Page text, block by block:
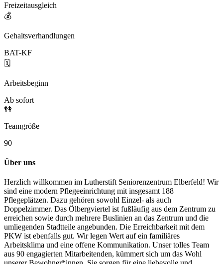
Freizeitausgleich
💰
Gehaltsverhandlungen
BAT-KF
🗓️
Arbeitsbeginn
Ab sofort
👫
Teamgröße
90
Über uns
Herzlich willkommen im Lutherstift Seniorenzentrum Elberfeld! Wir
sind eine modern Pflegeeinrichtung mit insgesamt 188
Pflegeplätzen. Dazu gehören sowohl Einzel- als auch
Doppelzimmer. Das Ölbergviertel ist fußläufig aus dem Zentrum zu
erreichen sowie durch mehrere Buslinien an das Zentrum und die
umliegenden Stadtteile angebunden. Die Erreichbarkeit mit dem
PKW ist ebenfalls gut. Wir legen Wert auf ein familiäres
Arbeitsklima und eine offene Kommunikation. Unser tolles Team
aus 90 engagierten Mitarbeitenden, kümmert sich um das Wohl